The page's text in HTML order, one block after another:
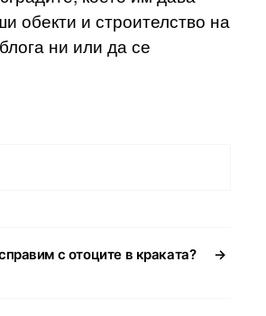
и строителство на
ни или да се
→
с отоците в краката?